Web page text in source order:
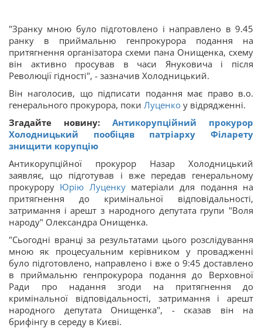
"Зранку мною було підготовлено і направлено в 9.45
ранку в приймальню генпрокурора подання на
притягнення організатора схеми пана Онищенка, схему
він активно просував в часи Януковича і після
Революції гідності", - зазначив Холодницький.
Він наголосив, що підписати подання має право в.о.
генерального прокурора, поки Луценко у відрядженні.
Згадайте новину: Антикорупційний прокурор
Холодницький пообіцяв патріарху Філарету
знищити корупцію
Антикорупційної прокурор Назар Холодницький
заявляє, що підготував і вже передав генеральному
прокурору Юрію Луценкуматеріали для подання на
притягнення до кримінальної відповідальності,
затримання і арешт з народного депутата групи "Воля
народу" Олександра Онищенка.
"Сьогодні вранці за результатами цього розслідування
мною як процесуальним керівником у провадженні
було підготовлено, направлено і вже о 9:45 доставлено
в приймальню генпрокурора подання до Верховної
Ради про надання згоди на притягнення до
кримінальної відповідальності, затримання і арешт
народного депутата Онищенка", - сказав він на
брифінгу в середу в Києві.